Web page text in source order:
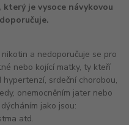
je vysoce návykovou
a nedoporučuje se pro
nebo kojící matky, ty kteří
srdeční chorobou,
onemocněním jater nebo
jako jsou:
atd.